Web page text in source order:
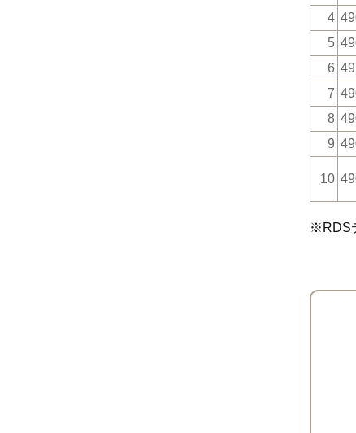
4
5
6
7
8
9
10
※RDS